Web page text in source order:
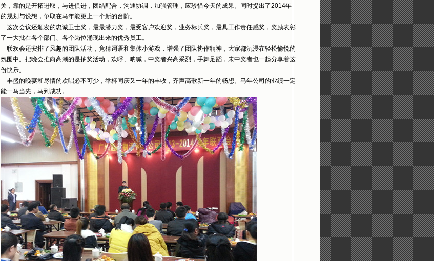
关，靠的是开拓进取，与进俱进，团结配合，沟通协调，加强管理，应珍惜今天的成果。同时提出了2014年
的规划与设想，争取在马年能更上一个新的台阶。
这次会议还颁发的忠诚卫士奖，最最潜力奖，最受客户欢迎奖，业务标兵奖，最具工作责任感奖，奖励表彰
了一大批在各个部门、各个岗位涌现出来的优秀员工。
联欢会还安排了风趣的团队活动，竞猜词语和集体小游戏，增强了团队协作精神，大家都沉浸在轻松愉悦的
氛围中。把晚会推向高潮的是抽奖活动，欢呼、呐喊，中奖者兴高采烈，手舞足蹈，未中奖者也一起分享着这
份快乐。
丰盛的晚宴和尽情的欢唱必不可少，举杯同庆又一年的丰收，齐声高歌新一年的畅想。马年公司的业绩一定
能一马当先，马到成功。